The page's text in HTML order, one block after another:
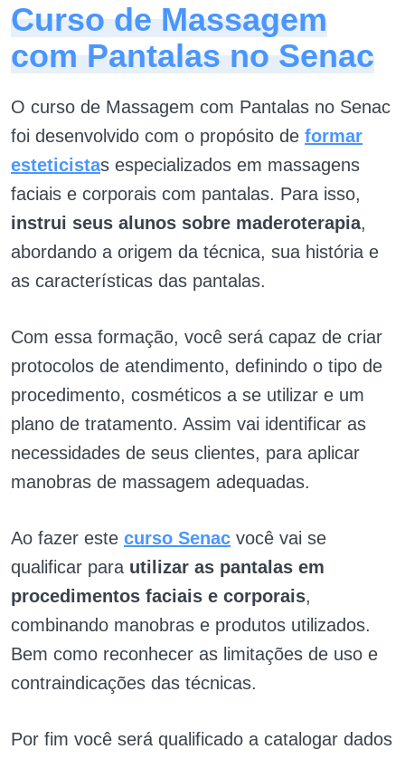
Curso de Massagem
com Pantalas no Senac
O curso de Massagem com Pantalas no Senac
foi desenvolvido com o propósito de formar
esteticistas especializados em massagens
faciais e corporais com pantalas. Para isso,
instrui seus alunos sobre maderoterapia,
abordando a origem da técnica, sua história e
as características das pantalas.
Com essa formação, você será capaz de criar
protocolos de atendimento, definindo o tipo de
procedimento, cosméticos a se utilizar e um
plano de tratamento. Assim vai identificar as
necessidades de seus clientes, para aplicar
manobras de massagem adequadas.
Ao fazer este curso Senac você vai se
qualificar para utilizar as pantalas em
procedimentos faciais e corporais,
combinando manobras e produtos utilizados.
Bem como reconhecer as limitações de uso e
contraindicações das técnicas.
Por fim você será qualificado a catalogar dados